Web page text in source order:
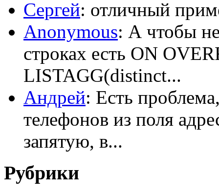
Сергей: отличный
Anonymous: А чтобы
строках есть ON
LISTAGG(distinct...
Андрей: Есть
телефонов из поля
запятую, в...
Рубрики